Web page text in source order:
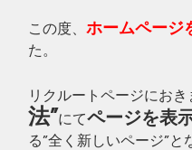
この度、ホームページ
た。
リクルートページにおき
法”にてページを表
る”全く新しいページ”と